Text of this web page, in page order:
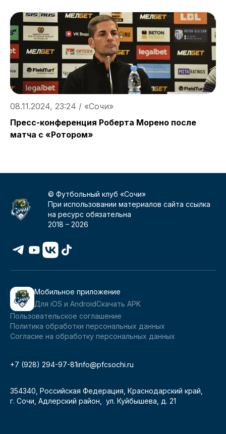
08.11.2024, 23:24 / «Сочи»
Пресс-конференция Роберта Морено после
матча с «Ротором»
© Футбольный клуб «Сочи»
При использовании материалов сайта ссылка
на ресурс обязательна
2018 –2026
Мобильное приложение
Для iOS и AndroidСкачать APK
Пользовательское соглашение
Политика обработки персональных данных
Согласие на обработку персональных данных
+7 (928) 294-97-81info@pfcsochi.ru
354340, Российская Федерация, Краснодарский край,
г. Сочи, Адлерский район, ул. Куйбышева, д. 21